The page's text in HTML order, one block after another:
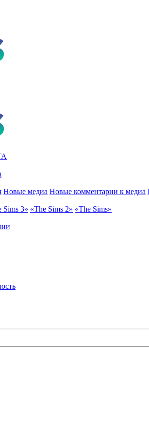
Новые медиа Новые комментарии к медиа
Sims 3» «The Sims 2» «The Sims»